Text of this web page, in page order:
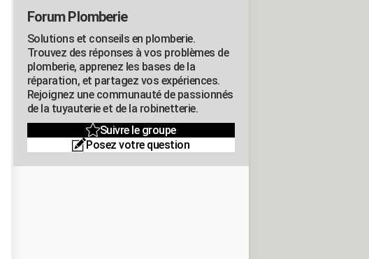
Forum Plomberie
Solutions et conseils en plomberie.
Trouvez des réponses à vos problèmes de
plomberie, apprenez les bases de la
réparation, et partagez vos expériences.
Rejoignez une communauté de passionnés
de la tuyauterie et de la robinetterie.
Suivre le groupe
Posez votre question